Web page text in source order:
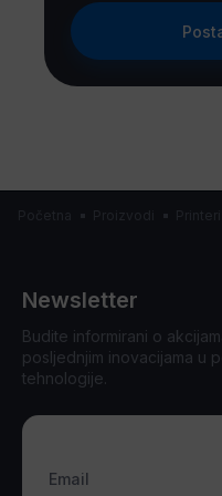
Newsletter
Budite informirani o
posljednjim inovacijama u
tehnologije.
Email